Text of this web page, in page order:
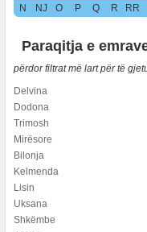
N
NJ O P Q R RR
Paraqitja e
përdor filtrat më lart për të
Delvina
Dodona
Trimosh
Mirësore
Bilonja
Kelmenda
Lisin
Uksana
Shkëmbe